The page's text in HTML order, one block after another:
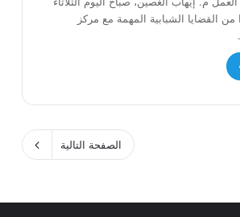
عددا من القضايا الشبابية المهمة مع مركز
الصفحة التالية